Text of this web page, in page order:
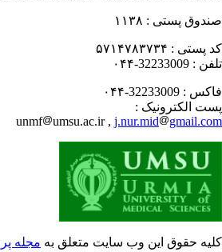
صندوق پستی : ۱۱۳۸
کد پستی : ۵۷۱۴۷۸۳۷۳۴
تلفن : 32233009-۰۴۴
فاکس : 32233009-۰۴۴
پست الکترونیک :
unmf
umsu.ac.ir , j.nur.mid gmail.com
کلیه حقوق این وب سایت متعلق به مجله